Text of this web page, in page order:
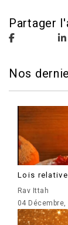
Partager
Nos
Lois
Rav Ittah
04 Décembre,